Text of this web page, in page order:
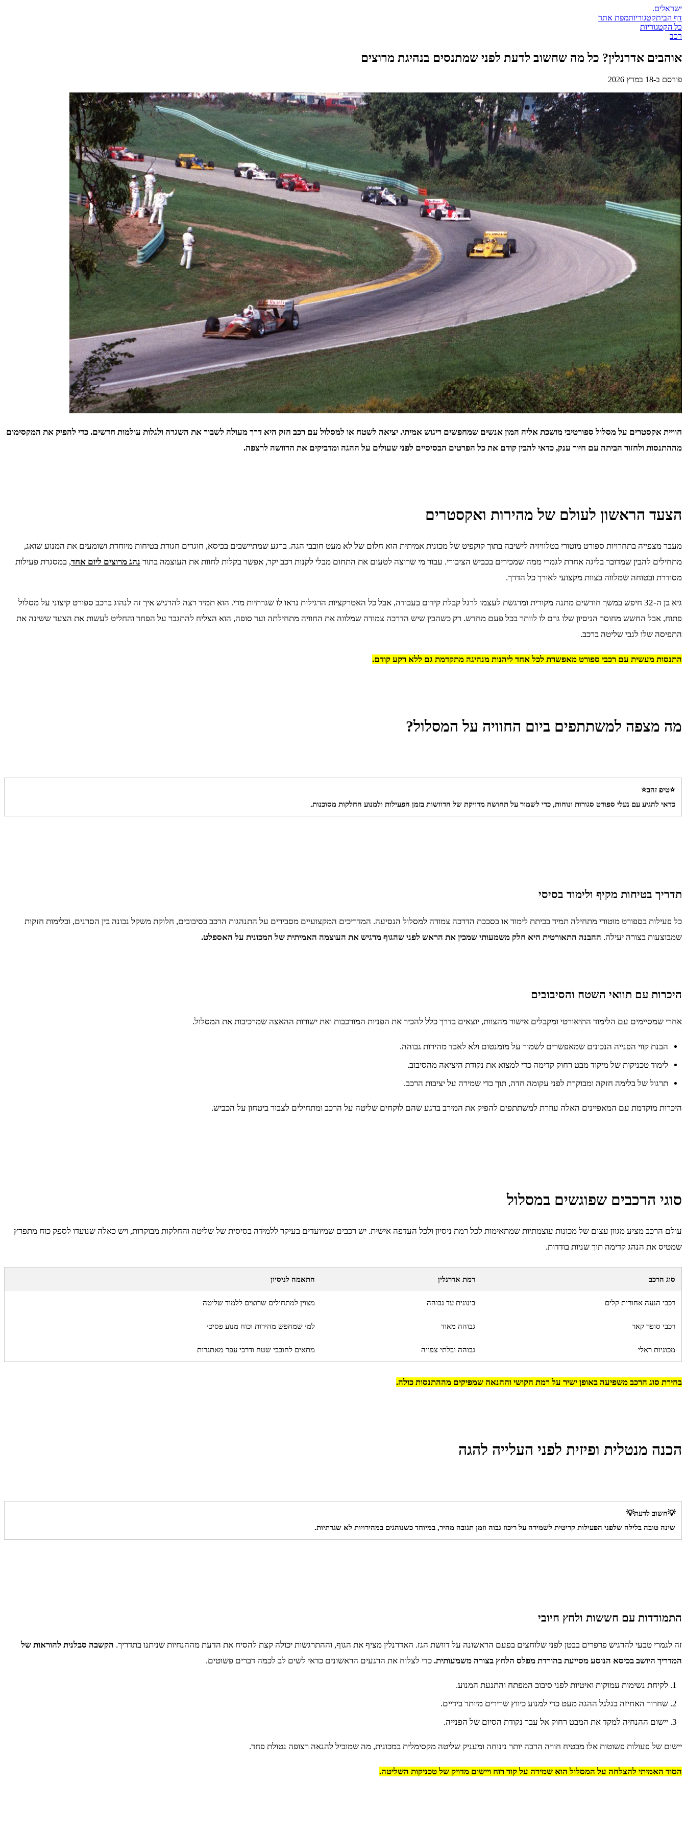
ישראלים.
דף הביתקטגוריותמפת אתר
כל הקטגוריות
רכב
אוהבים אדרנלין? כל מה שחשוב לדעת לפני שמתנסים בנהיגת מרוצים
פורסם ב-18 במרץ 2026
חוויית אקסטרים על מסלול ספורטיבי מושכת אליה המון אנשים שמחפשים ריגוש אמיתי. יציאה לשטח או למסלול עם רכב חזק היא דרך מעולה לשבור את השגרה ולגלות עולמות חדשים. כדי להפיק את המקסימום
מההתנסות ולחזור הביתה עם חיוך ענק, כדאי להבין קודם את כל הפרטים הבסיסיים לפני שעולים על ההגה ומדביקים את הדוושה לרצפה.
הצעד הראשון לעולם של מהירות ואקסטרים
מעבר מצפייה בתחרויות ספורט מוטורי בטלוויזיה לישיבה בתוך קוקפיט של מכונית אמיתית הוא חלום של לא מעט חובבי הגה. ברגע שמתיישבים בכיסא, חוגרים חגורת בטיחות מיוחדת ושומעים את המנוע שואג,
מתחילים להבין שמדובר בליגה אחרת לגמרי ממה שמכירים בכביש הציבורי. עבור מי שרוצה לטעום את התחום מבלי לקנות רכב יקר, אפשר בקלות לחוות את העוצמה בתור נהג מרוצים ליום אחד, במסגרת פעילות
מסודרת ובטוחה שמלווה בצוות מקצועי לאורך כל הדרך.
גיא בן ה-32 חיפש במשך חודשים מתנה מקורית ומרגשת לעצמו לרגל קבלת קידום בעבודה, אבל כל האטרקציות הרגילות נראו לו שגרתיות מדי. הוא תמיד רצה להרגיש איך זה לנהוג ברכב ספורט קיצוני על מסלול
פתוח, אבל החשש מחוסר הניסיון שלו גרם לו לוותר בכל פעם מחדש. רק כשהבין שיש הדרכה צמודה שמלווה את החוויה מתחילתה ועד סופה, הוא הצליח להתגבר על הפחד והחליט לעשות את הצעד ששינה את
התפיסה שלו לגבי שליטה ברכב.
התנסות מעשית עם רכבי ספורט מאפשרת לכל אחד ליהנות מנהיגה מתקדמת גם ללא רקע קודם.
מה מצפה למשתתפים ביום החוויה על המסלול?
⭐טיפ זהב⭐
כדאי להגיע עם נעלי ספורט סגורות ונוחות, כדי לשמור על תחושה מדויקת של הדוושות בזמן הפעילות ולמנוע החלקות מסוכנות.
תדריך בטיחות מקיף ולימוד בסיסי
כל פעילות בספורט מוטורי מתחילה תמיד בכיתת לימוד או בסככת הדרכה צמודה למסלול הנסיעה. המדריכים המקצועיים מסבירים על התנהגות הרכב בסיבובים, חלוקת משקל נכונה בין הסרנים, ובלימות חזקות
שמבוצעות בצורה יעילה. ההבנה התאורטית היא חלק משמעותי שמכין את הראש לפני שהגוף מרגיש את העוצמה האמיתית של המכונית על האספלט.
היכרות עם תוואי השטח והסיבובים
אחרי שמסיימים עם הלימוד התיאורטי ומקבלים אישור מהצוות, יוצאים בדרך כלל להכיר את הפניות המורכבות ואת ישורות ההאצה שמרכיבות את המסלול.
הבנת קווי הפנייה הנכונים שמאפשרים לשמור על מומנטום ולא לאבד מהירות גבוהה.
לימוד טכניקות של מיקוד מבט רחוק קדימה כדי למצוא את נקודת היציאה מהסיבוב.
תרגול של בלימה חזקה ומבוקרת לפני עקומה חדה, תוך כדי שמירה על יציבות הרכב.
היכרות מוקדמת עם המאפיינים האלה עוזרת למשתתפים להפיק את המירב ברגע שהם לוקחים שליטה על הרכב ומתחילים לצבור ביטחון על הכביש.
סוגי הרכבים שפוגשים במסלול
עולם הרכב מציע מגוון עצום של מכונות עוצמתיות שמתאימות לכל רמת ניסיון ולכל העדפה אישית. יש רכבים שמיועדים בעיקר ללמידה בסיסית של שליטה והחלקות מבוקרות, ויש כאלה שנועדו לספק כוח מתפרץ
שמטיס את הנהג קדימה תוך שניות בודדות.
סוג הרכב רמת אדרנלין התאמה לניסיון
רכבי הנעה אחורית קלים בינונית עד גבוהה מצוין למתחילים שרוצים ללמוד שליטה
רכבי סופר קאר גבוהה מאוד למי שמחפש מהירות וכוח מנוע פסיכי
מכוניות ראלי גבוהה ובלתי צפויה מתאים לחובבי שטח ודרכי עפר מאתגרות
בחירת סוג הרכב משפיעה באופן ישיר על רמת הקושי וההנאה שמפיקים מההתנסות כולה.
הכנה מנטלית ופיזית לפני העלייה להגה
💡חשוב לדעת💡
שינה טובה בלילה שלפני הפעילות קריטית לשמירה על ריכוז גבוה וזמן תגובה מהיר, במיוחד כשנוהגים במהירויות לא שגרתיות.
התמודדות עם חששות ולחץ חיובי
זה לגמרי טבעי להרגיש פרפרים בבטן לפני שלוחצים בפעם הראשונה על דוושת הגז. האדרנלין מציף את הגוף, וההתרגשות יכולה קצת להסיח את הדעת מההנחיות שניתנו בתדריך. הקשבה סבלנית להוראות של
המדריך היושב בכיסא הנוסע מסייעת בהורדת מפלס הלחץ בצורה משמעותית. כדי לצלוח את הרגעים הראשונים כדאי לשים לב לכמה דברים פשוטים.
לקיחת נשימות עמוקות ואיטיות לפני סיבוב המפתח והתנעת המנוע.
שחרור האחיזה בגלגל ההגה מעט כדי למנוע כיווץ שרירים מיותר בידיים.
יישום ההנחיה למקד את המבט רחוק אל עבר נקודת הסיום של הפנייה.
יישום של פעולות פשוטות אלו מבטיח חוויה הרבה יותר נינוחה ומעניק שליטה מקסימלית במכונית, מה שמוביל להנאה רצופה נטולת פחד.
הסוד האמיתי להצלחה על המסלול הוא שמירה על קור רוח ויישום מדויק של טכניקות השליטה.